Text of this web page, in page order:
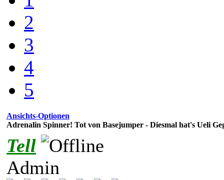
2
3
4
5
Ansichts-Optionen
Adrenalin Spinner! Tot von Basejumper - Diesmal hat's Ueli
Tell
Admin